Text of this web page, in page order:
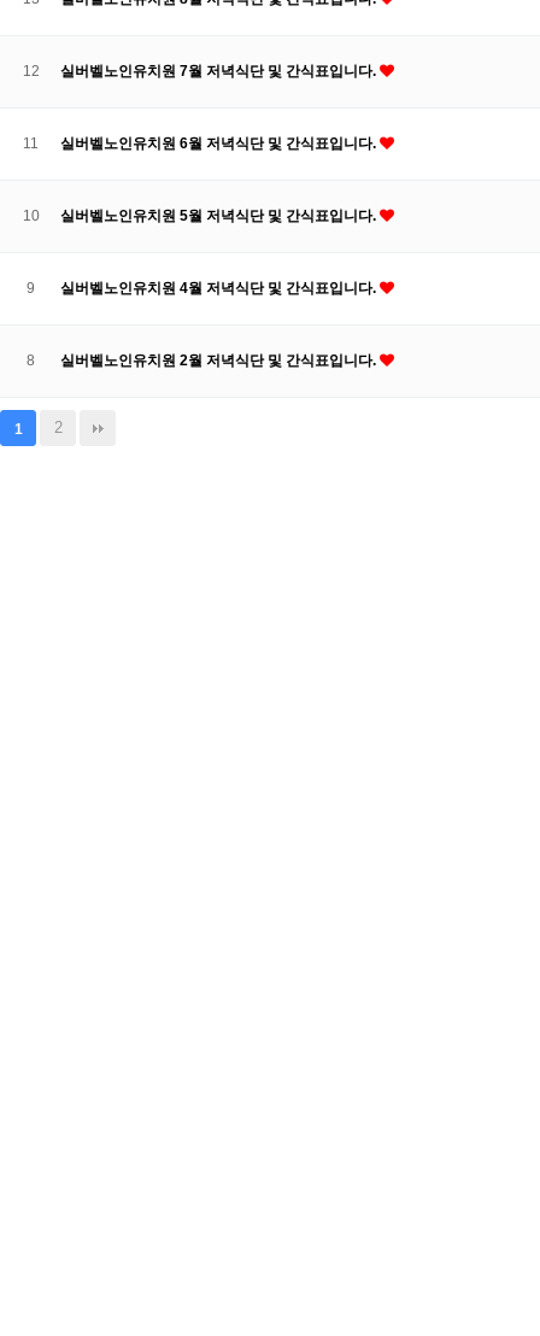
12 실버벨노인유치원 7월 저녁식단 및 간식표입니다.
11 실버벨노인유치원 6월 저녁식단 및 간식표입니다.
10 실버벨노인유치원 5월 저녁식단 및 간식표입니다.
9 실버벨노인유치원 4월 저녁식단 및 간식표입니다.
8 실버벨노인유치원 2월 저녁식단 및 간식표입니다.
1 2